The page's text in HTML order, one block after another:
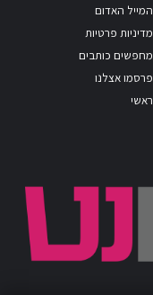
המייל האדום
מדיניות פרטיות
מחפשים כותבים
פרסמו אצלנו
ראשי